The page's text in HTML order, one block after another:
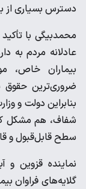
دسترس بسیاری از
محمدبیگی با
عادلانه مردم به
بیماران خاص،
ضروری‌ترین
بنابراین دولت و
شفاف، هم مشکل
سطح قابل‌قبول و
نماینده قزوین
گلایه‌های